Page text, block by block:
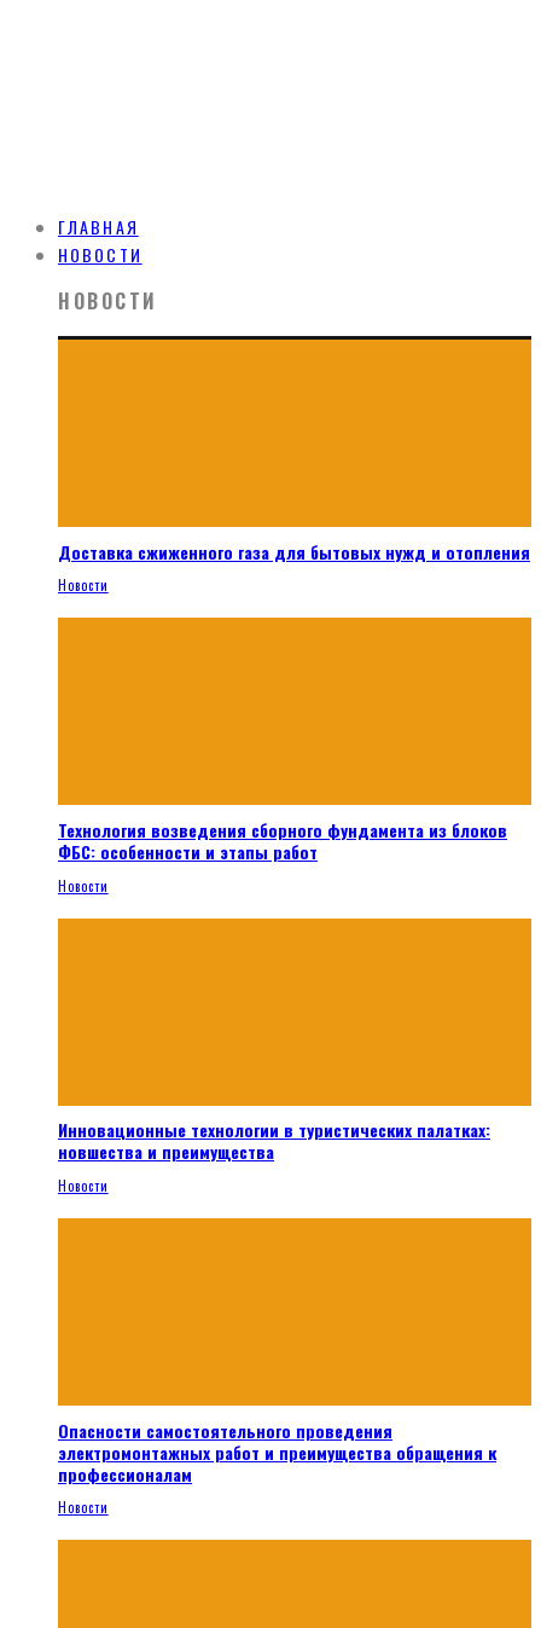
ГЛАВНАЯ
НОВОСТИ
НОВОСТИ
Доставка сжиженного газа для бытовых нужд и отопления
Новости
Технология возведения сборного фундамента из блоков
ФБС: особенности и этапы работ
Новости
Инновационные технологии в туристических палатках:
новшества и преимущества
Новости
Опасности самостоятельного проведения
электромонтажных работ и преимущества обращения к
профессионалам
Новости